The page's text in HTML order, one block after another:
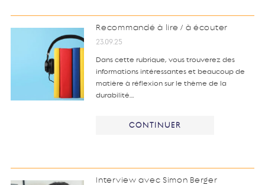
Recommandé à lire / à écouter
23.09.25
Dans cette rubrique, vous trouverez des
informations intéressantes et beaucoup de
matière à réflexion sur le thème de la
durabilité.…
CONTINUER
Interview avec Simon Berger